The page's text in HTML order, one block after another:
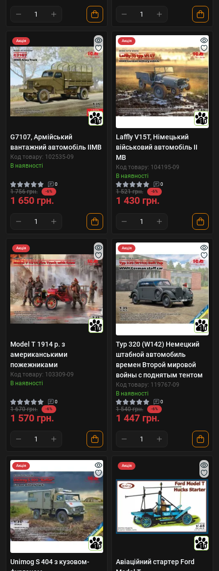
Акція
10
G7107, Армійський
вантажний автомобіль IIMB
Код товару: 102535-09
В наявності
0
1 756 грн. -6%
1 650 грн.
Акція
10
Laffly V15T, Німецький
військовий автомобіль II
МВ
Код товару: 104195-09
В наявності
0
1 521 грн. -6%
1 430 грн.
Акція
10
Model T 1914 р. з
американськими
пожежниками
Код товару: 103309-09
В наявності
0
1 670 грн. -6%
1 570 грн.
Акція
10
Typ 320 (W142) Немецкий
штабной автомобиль
времен Второй мировой
войны с поднятым тентом
Код товару: 119767-09
В наявності
0
1 540 грн. -6%
1 447 грн.
Акція
10
Unimog S 404 з кузовом-
Акція
10
Авіаційний стартер Ford